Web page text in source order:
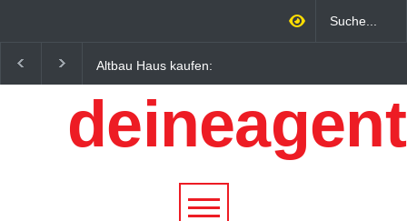
Altbau Haus kaufen:
Unterschiede zwischen
Süddeutschland und
Österreich einfach erklärt
Wirtschaftsfaktor: Wie
Qualitätstourismus
profitieren